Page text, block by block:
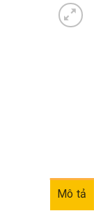
Mô tả